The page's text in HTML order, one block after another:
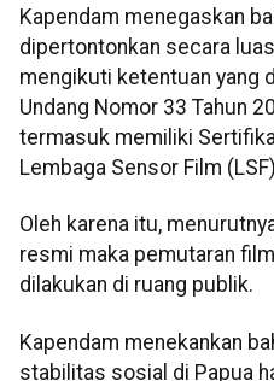
Kapendam menegaskan
dipertontonkan secara
mengikuti ketentuan yang
Undang Nomor 33 Tahun
termasuk memiliki
Lembaga Sensor Film
Oleh karena itu,
resmi maka pemutaran
dilakukan di ruang publik.
Kapendam menekankan
stabilitas sosial di Papua